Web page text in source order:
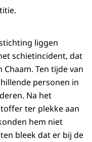
liggen
schietincident, dat
Ten tijde van
personen in
Na het
ter plekke aan
hem niet
bleek dat er bij de